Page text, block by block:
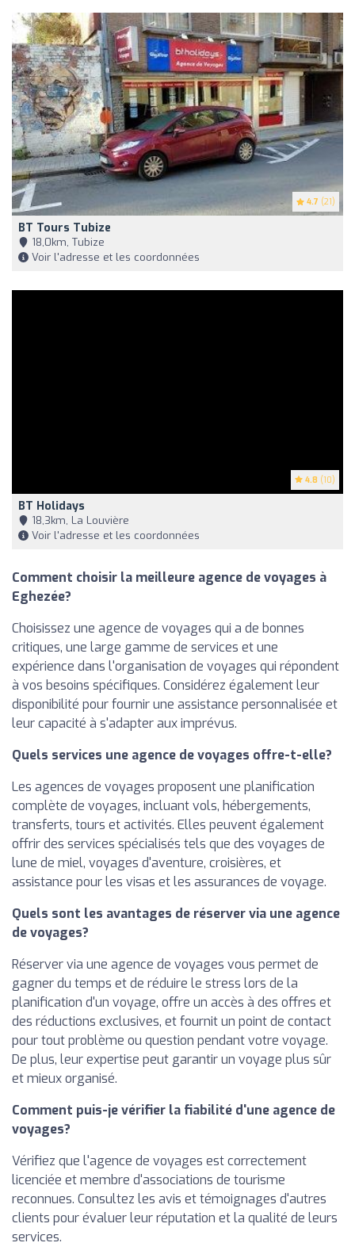
4.7 (21)
BT Tours Tubize
18,0km, Tubize
Voir l'adresse et les coordonnées
4.8 (10)
BT Holidays
18,3km, La Louvière
Voir l'adresse et les coordonnées
Comment choisir la meilleure agence de voyages à
Eghezée?
Choisissez une agence de voyages qui a de bonnes
critiques, une large gamme de services et une
expérience dans l'organisation de voyages qui répondent
à vos besoins spécifiques. Considérez également leur
disponibilité pour fournir une assistance personnalisée et
leur capacité à s'adapter aux imprévus.
Quels services une agence de voyages offre-t-elle?
Les agences de voyages proposent une planification
complète de voyages, incluant vols, hébergements,
transferts, tours et activités. Elles peuvent également
offrir des services spécialisés tels que des voyages de
lune de miel, voyages d'aventure, croisières, et
assistance pour les visas et les assurances de voyage.
Quels sont les avantages de réserver via une agence
de voyages?
Réserver via une agence de voyages vous permet de
gagner du temps et de réduire le stress lors de la
planification d'un voyage, offre un accès à des offres et
des réductions exclusives, et fournit un point de contact
pour tout problème ou question pendant votre voyage.
De plus, leur expertise peut garantir un voyage plus sûr
et mieux organisé.
Comment puis-je vérifier la fiabilité d'une agence de
voyages?
Vérifiez que l'agence de voyages est correctement
licenciée et membre d'associations de tourisme
reconnues. Consultez les avis et témoignages d'autres
clients pour évaluer leur réputation et la qualité de leurs
services.